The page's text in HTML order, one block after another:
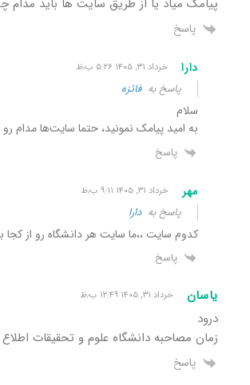
پاسخ
دارا خرداد ۳۱, ۱۴۰۵ ۵:۲۶ ب٫ظ
پاسخ بهفائزه
سلام
به امید پیامک نمونید، حتما سایت‌ها مدام
پاسخ
مهر خرداد ۳۱, ۱۴۰۵ ۹:۱۱ ب٫ظ
پاسخ بهدارا
کدوم سایت ،،ما سایت هر دانشگاه رو از کجا
پاسخ
یاسان خرداد ۳۱, ۱۴۰۵ ۱۲:۴۹ ب٫ظ
درود
زمان مصاحبه دانشگاه علوم و تحقیقات
پاسخ